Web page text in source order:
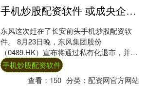
手机炒股配资软件 或成央企新能源车第一股！岚图将登陆港股，东风集团股份退市
东风这次赶在了长安前头手机炒股配资软
件。 8月23日晚，东风集团股份
（0489.HK）宣布将通过私有化退市，并申
请岚图H股介绍上市。目前央企乘用车子品
牌中，仅有....
手机炒股配资软件
查看： 150 分类：配资网官方网站